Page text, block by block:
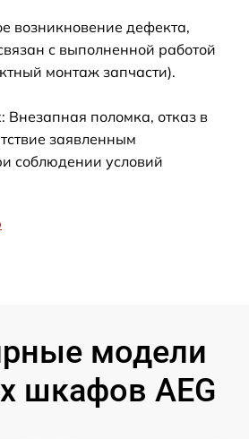
возникновение дефекта,
с выполненной работой
монтаж запчасти).
поломка, отказ в
заявленным
соблюдении условий
модели
шкафов AEG